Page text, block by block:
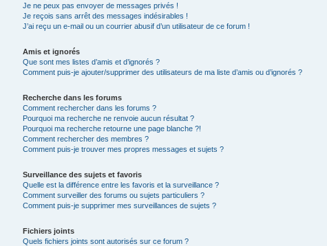
Je ne peux pas envoyer de messages privés !
Je reçois sans arrêt des messages indésirables !
J’ai reçu un e-mail ou un courrier abusif d’un utilisateur de ce forum !
Amis et ignorés
Que sont mes listes d’amis et d’ignorés ?
Comment puis-je ajouter/supprimer des utilisateurs de ma liste d’amis ou d’ignorés ?
Recherche dans les forums
Comment rechercher dans les forums ?
Pourquoi ma recherche ne renvoie aucun résultat ?
Pourquoi ma recherche retourne une page blanche ?!
Comment rechercher des membres ?
Comment puis-je trouver mes propres messages et sujets ?
Surveillance des sujets et favoris
Quelle est la différence entre les favoris et la surveillance ?
Comment surveiller des forums ou sujets particuliers ?
Comment puis-je supprimer mes surveillances de sujets ?
Fichiers joints
Quels fichiers joints sont autorisés sur ce forum ?